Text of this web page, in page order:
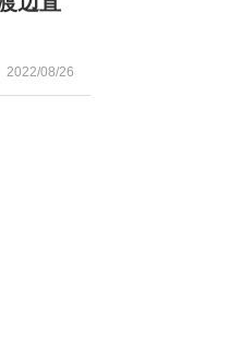
2022/08/26